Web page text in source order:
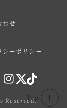
Top
わせ
シーポリシー
Reserved.